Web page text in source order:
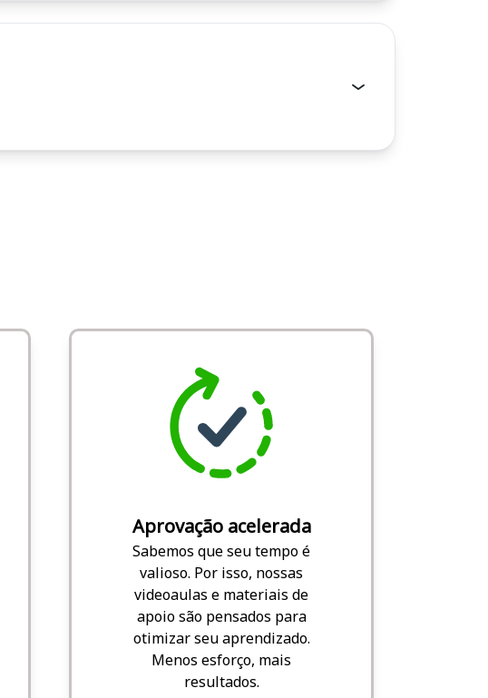
Aprovação acelerada
Sabemos que seu tempo é
valioso. Por isso, nossas
videoaulas e materiais de
apoio são pensados para
otimizar seu aprendizado.
Menos esforço, mais
resultados.